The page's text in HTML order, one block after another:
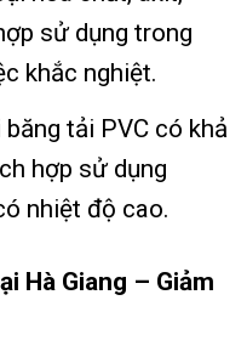
sử dụng trong
khắc nghiệt.
tải PVC có khả
hợp sử dụng
nhiệt độ cao.
Hà Giang – Giảm